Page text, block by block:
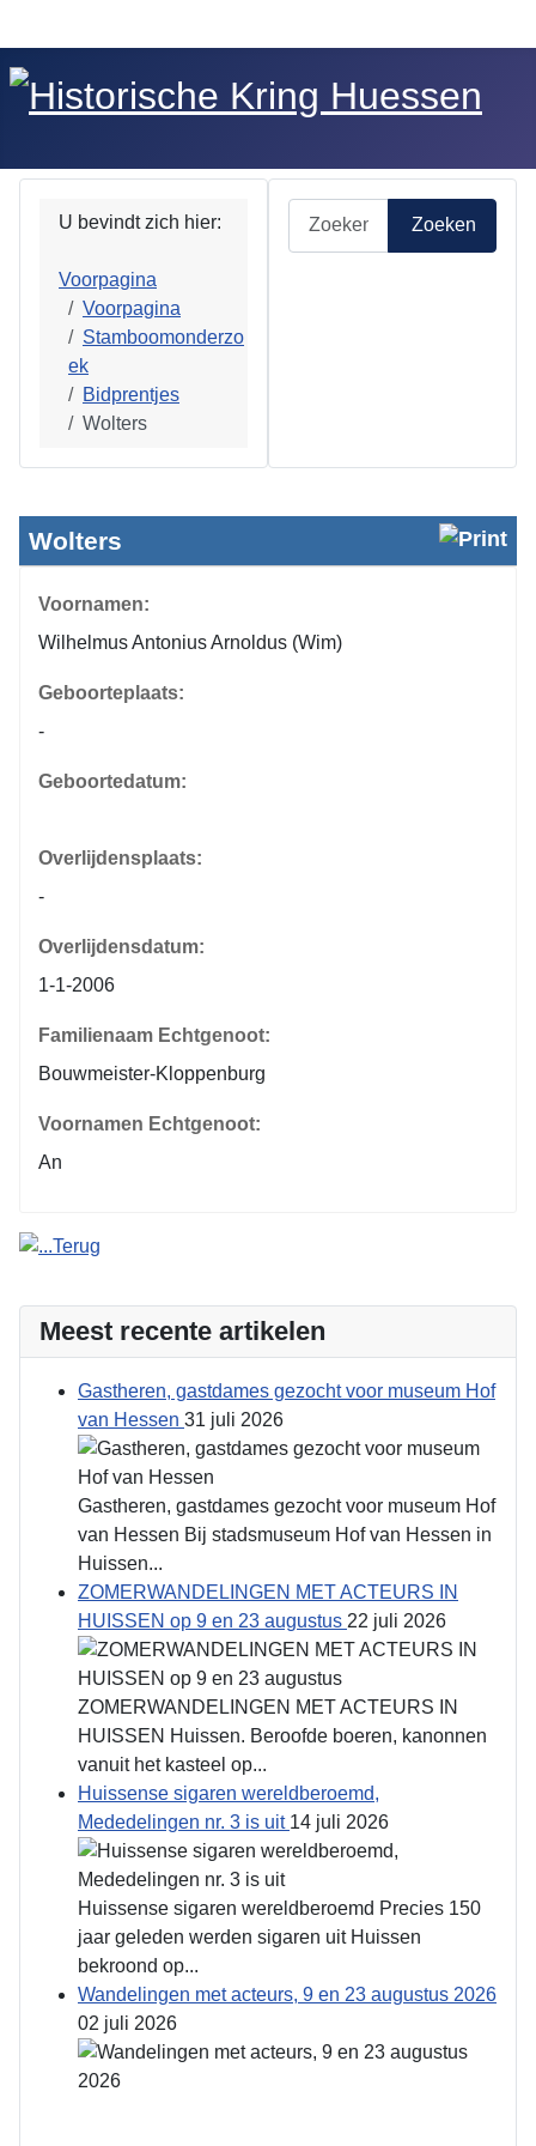
U bevindt zich hier:
Voorpagina
Voorpagina
Stamboomonderzo
ek
Bidprentjes
Wolters
Zoeken
Wolters
Voornamen:
Wilhelmus Antonius Arnoldus (Wim)
Geboorteplaats:
-
Geboortedatum:
Overlijdensplaats:
-
Overlijdensdatum:
1-1-2006
Familienaam Echtgenoot:
Bouwmeister-Kloppenburg
Voornamen Echtgenoot:
An
Meest recente artikelen
Gastheren, gastdames gezocht voor museum Hof
van Hessen 31 juli 2026
Gastheren, gastdames gezocht voor museum Hof
van Hessen Bij stadsmuseum Hof van Hessen in
Huissen...
ZOMERWANDELINGEN MET ACTEURS IN
HUISSEN op 9 en 23 augustus 22 juli 2026
ZOMERWANDELINGEN MET ACTEURS IN
HUISSEN Huissen. Beroofde boeren, kanonnen
vanuit het kasteel op...
Huissense sigaren wereldberoemd,
Mededelingen nr. 3 is uit 14 juli 2026
Huissense sigaren wereldberoemd Precies 150
jaar geleden werden sigaren uit Huissen
bekroond op...
Wandelingen met acteurs, 9 en 23 augustus 2026
02 juli 2026